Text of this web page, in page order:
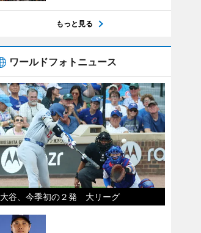
もっと見る
ワールドフォトニュース
大谷、今季初の２発 大リーグ